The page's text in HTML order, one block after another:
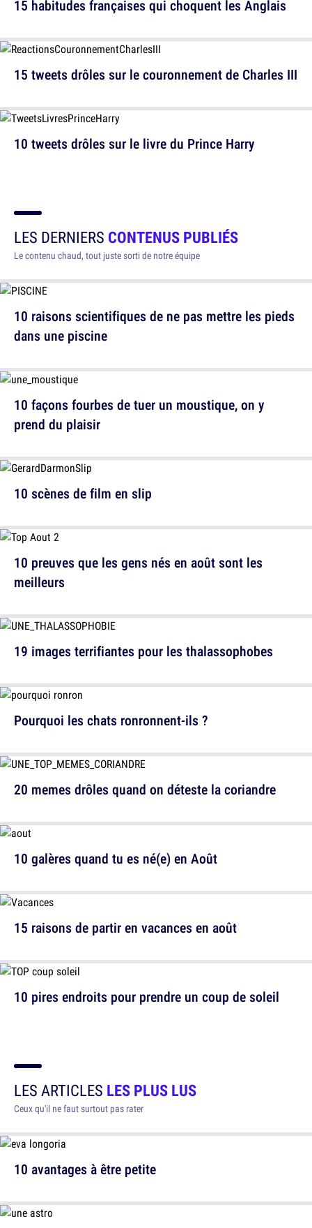
15 habitudes françaises qui choquent les Anglais
10 tweets drôles sur le livre du Prince Harry
15 tweets drôles sur le couronnement de Charles III
LES DERNIERS CONTENUS PUBLIÉS
Le contenu chaud, tout juste sorti de notre équipe
10 raisons scientifiques de ne pas mettre les pieds
dans une piscine
10 scènes de film en slip
19 images terrifiantes pour les thalassophobes
20 memes drôles quand on déteste la coriandre
15 raisons de partir en vacances en août
10 façons fourbes de tuer un moustique, on y
prend du plaisir
10 preuves que les gens nés en août sont les
meilleurs
Pourquoi les chats ronronnent-ils ?
10 galères quand tu es né(e) en Août
10 pires endroits pour prendre un coup de soleil
LES ARTICLES LES PLUS LUS
Ceux qu'il ne faut surtout pas rater
10 avantages à être petite